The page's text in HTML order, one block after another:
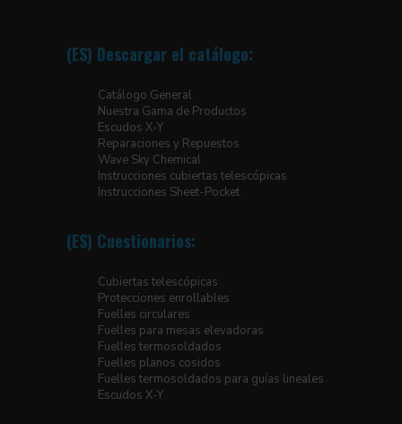
(ES) Descargar el catálogo:
Catálogo General
Nuestra Gama de Productos
Escudos X-Y
Reparaciones y Repuestos
Wave Sky Chemical
Instrucciones cubiertas telescópicas
Instrucciones Sheet-Pocket
(ES) Cuestionarios:
Cubiertas telescópicas
Protecciones enrollables
Fuelles circulares
Fuelles para mesas elevadoras
Fuelles termosoldados
Fuelles planos cosidos
Fuelles termosoldados para guías lineales
Escudos X-Y